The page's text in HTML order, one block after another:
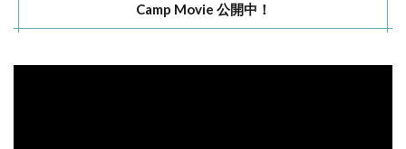
Camp Movie 公開中！